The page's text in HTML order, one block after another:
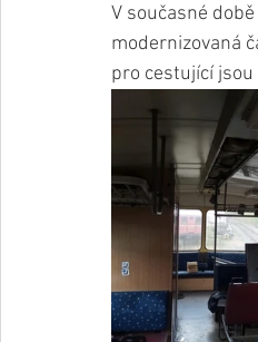
V současné
modernizovaná
pro cestující